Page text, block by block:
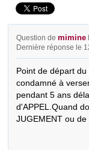
Question demimine
Dernière réponse le
Point de départ
condamné à
pendant 5 ans
d'APPEL.Quand
JUGEMENT ou